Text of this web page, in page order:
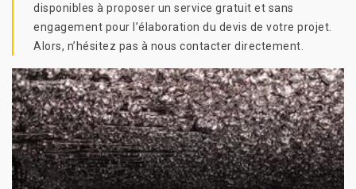
disponibles à proposer un service gratuit et sans
engagement pour l’élaboration du devis de votre projet.
Alors, n’hésitez pas à nous contacter directement.